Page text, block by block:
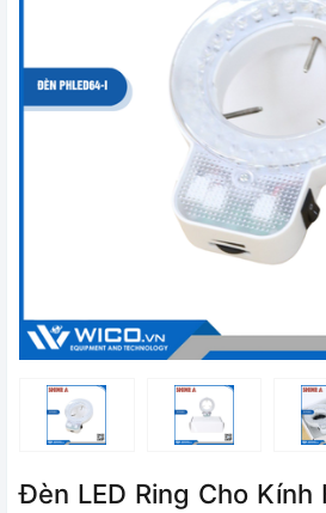
Đèn LED Ring Cho Kính